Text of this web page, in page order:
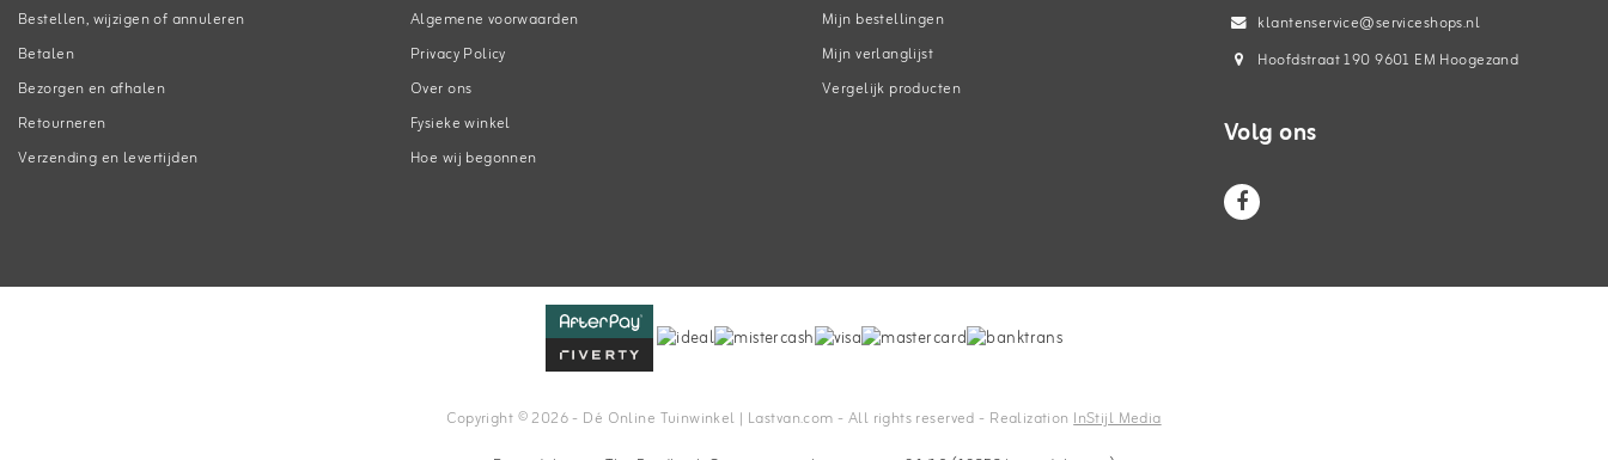
Bestellen, wijzigen of annuleren
Betalen
Bezorgen en afhalen
Retourneren
Verzending en levertijden
Algemene voorwaarden
Privacy Policy
Over ons
Fysieke winkel
Hoe wij begonnen
Mijn bestellingen
Mijn verlanglijst
Vergelijk producten
klantenservice@serviceshops.nl
Hoofdstraat 190 9601 EM Hoogezand
Volg ons
Copyright © 2026 - Dé Online Tuinwinkel | Lastvan.com‎ - All rights reserved - RealizationInStijl Media